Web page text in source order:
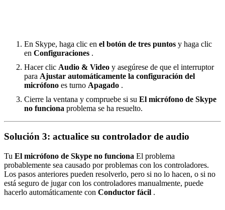
En Skype, haga clic en el botón de tres puntos y haga clic
en Configuraciones .
Hacer clic Audio & Video y asegúrese de que el interruptor
para Ajustar automáticamente la configuración del
micrófono es turno Apagado .
Cierre la ventana y compruebe si su El micrófono de Skype
no funciona problema se ha resuelto.
Solución 3: actualice su controlador de audio
Tu El micrófono de Skype no funciona El problema
probablemente sea causado por problemas con los controladores.
Los pasos anteriores pueden resolverlo, pero si no lo hacen, o si no
está seguro de jugar con los controladores manualmente, puede
hacerlo automáticamente con Conductor fácil .